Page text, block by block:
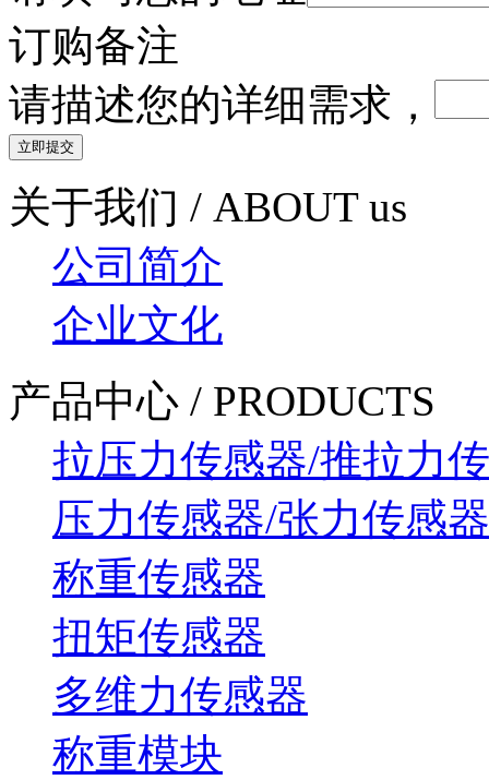
订购备注
请描述您的详细需求，
关于我们 / ABOUT us
公司简介
企业文化
产品中心 / PRODUCTS
拉压力传感器/推拉力
压力传感器/张力传感器
称重传感器
扭矩传感器
多维力传感器
称重模块